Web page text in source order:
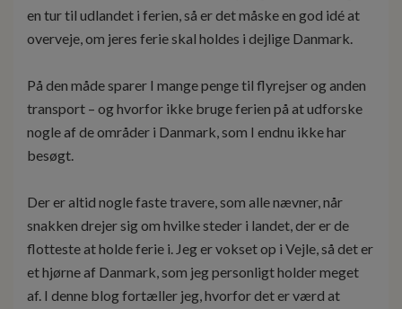
en tur til udlandet i ferien, så er det måske en god idé at
overveje, om jeres ferie skal holdes i dejlige Danmark.
På den måde sparer I mange penge til flyrejser og anden
transport – og hvorfor ikke bruge ferien på at udforske
nogle af de områder i Danmark, som I endnu ikke har
besøgt.
Der er altid nogle faste travere, som alle nævner, når
snakken drejer sig om hvilke steder i landet, der er de
flotteste at holde ferie i. Jeg er vokset op i Vejle, så det er
et hjørne af Danmark, som jeg personligt holder meget
af. I denne blog fortæller jeg, hvorfor det er værd at